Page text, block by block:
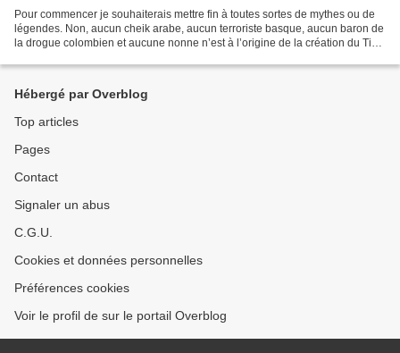
Pour commencer je souhaiterais mettre fin à toutes sortes de mythes ou de
légendes. Non, aucun cheik arabe, aucun terroriste basque, aucun baron de
la drogue colombien et aucune nonne n’est à l’origine de la création du Tigr.
Hébergé par Overblog
Top articles
Pages
Contact
Signaler un abus
C.G.U.
Cookies et données personnelles
Préférences cookies
Voir le profil de sur le portail Overblog